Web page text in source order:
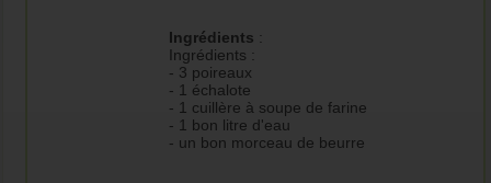
Ingrédients :
Ingrédients :
- 3 poireaux
- 1 échalote
- 1 cuillère à soupe de farine
- 1 bon litre d'eau
- un bon morceau de beurre